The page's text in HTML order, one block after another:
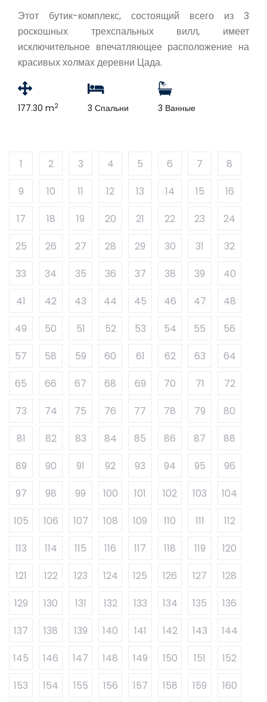
Этот бутик-комплекс, состоящий всего из 3
роскошных трехспальных вилл, имеет
исключительное впечатляющее расположение на
красивых холмах деревни Цада.
177.30 m2 3 Спальни 3 Ванные
1 2 3 4 5 6 7
8
9
10 11 12 13 14 15
16
17
18 19 20 21 22 23
24
25
26 27 28 29 30 31
32
33
34 35 36 37 38 39
40
41
42 43 44 45 46 47
48
49
50 51 52 53 54 55
56
57
58 59 60 61 62 63
64
65
66 67 68 69 70 71
72
73
74 75 76 77 78 79
80
81
82 83 84 85 86 87
88
89
90 91 92 93 94 95
96
97
98 99 100 101 102 103
104
105
106 107 108 109 110 111
112
113
114 115 116 117 118 119
120
121
122 123 124 125 126 127
128
129
130 131 132 133 134 135
136
137
138 139 140 141 142 143
144
145
146 147 148 149 150 151
152
153
154 155 156 157 158 159
160